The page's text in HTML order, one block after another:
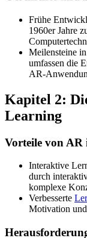
Frühe
1960er Jahre
Meilensteine
umfassen die
AR-
Kapitel 2:
Learning
Vorteile von AR
Interaktive
durch
komplexe
Verbesserte
Motivation und